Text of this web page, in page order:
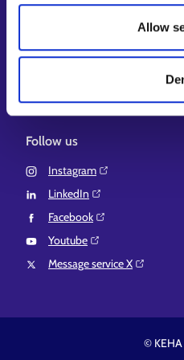
Allow
Osaamispolku-service (only
Work in Finland⁠
Suomi.fi e-Authorizations⁠
Follow us
Instagram⁠
LinkedIn⁠
Facebook⁠
Youtube⁠
Message service X⁠
©